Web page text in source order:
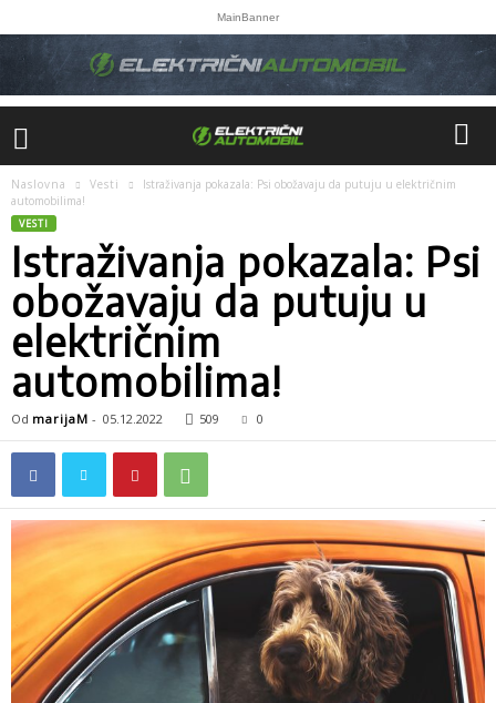
MainBanner
Naslovna Vesti
Istraživanja pokazala: Psi obožavaju da putuju u električnim
automobilima!
VESTI
Istraživanja pokazala: Psi
obožavaju da putuju u
električnim
automobilima!
Od marijaM - 05.12.2022 509 0